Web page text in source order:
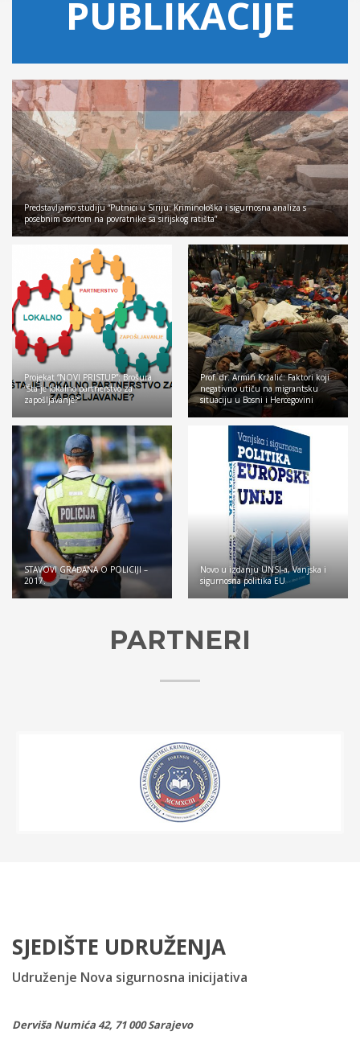
PUBLIKACIJE
Predstavljamo studiju “Putnici u Siriju: Kriminološka i sigurnosna analiza s
posebnim osvrtom na povratnike sa sirijskog ratišta”
Projekat “NOVI PRISTUP”: Brošura
“Šta je lokalno partnerstvo za
zapošljavanje?”
Prof. dr. Armin Kržalić: Faktori koji
negativno utiču na migrantsku
situaciju u Bosni i Hercegovini
STAVOVI GRAĐANA O POLICIJI –
2017.
Novo u izdanju UNSI-a, Vanjska i
sigurnosna politika EU
PARTNERI
SJEDIŠTE UDRUŽENJA
Udruženje Nova sigurnosna inicijativa
Derviša Numića 42, 71 000 Sarajevo